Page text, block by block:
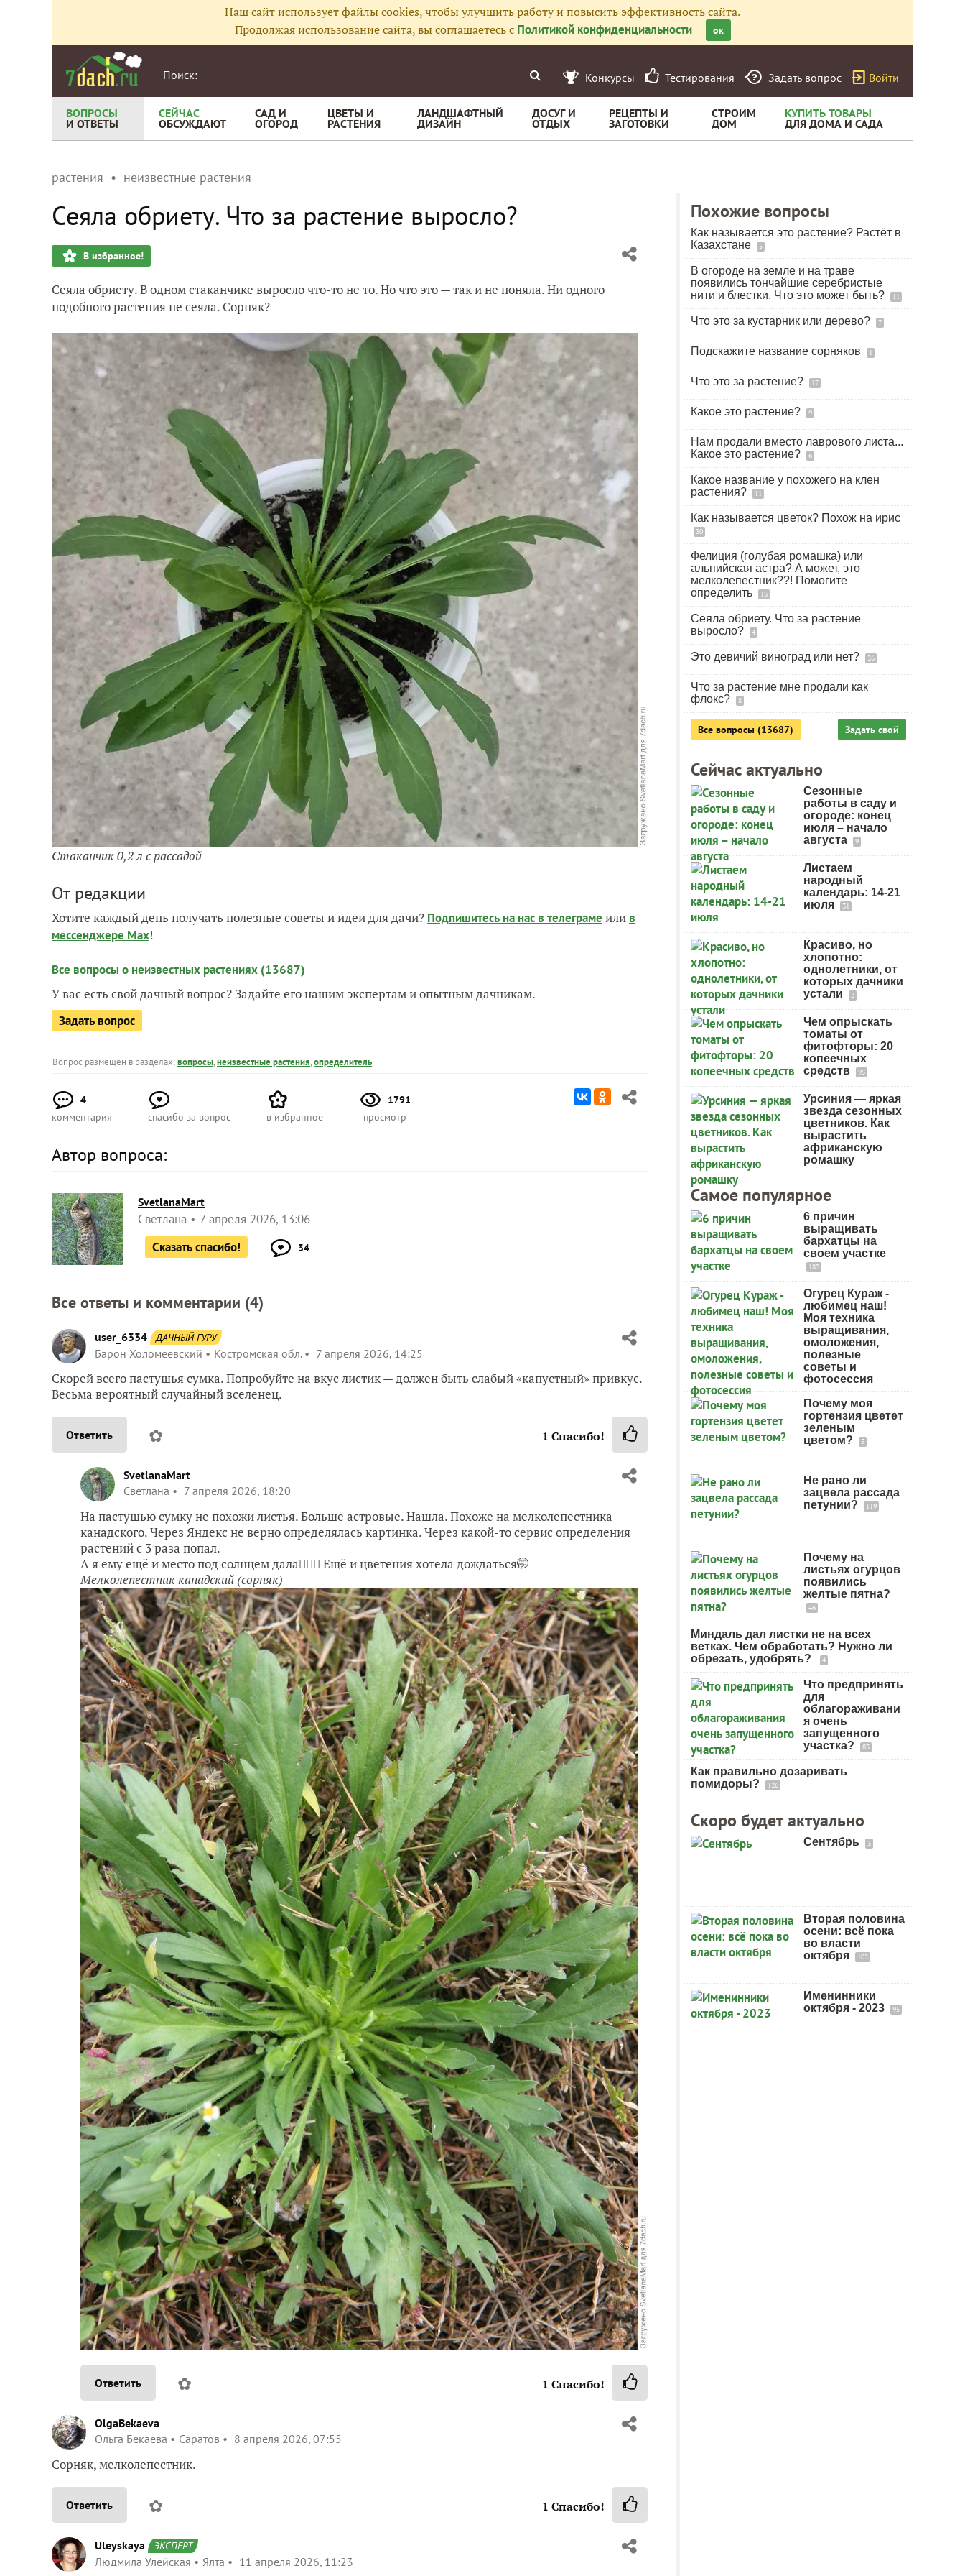
Наш сайт использует файлы cookies, чтобы улучшить работу и повысить эффективность сайта.
Продолжая использование сайта, вы соглашаетесь с Политикой конфиденциальности ок
Конкурсы Тестирования Задать вопрос Войти
ВОПРОСЫ
И ОТВЕТЫ
СЕЙЧАС
ОБСУЖДАЮТ
САД И
ОГОРОД
ЦВЕТЫ И
РАСТЕНИЯ
ЛАНДШАФТНЫЙ
ДИЗАЙН
ДОСУГ И
ОТДЫХ
РЕЦЕПТЫ И
ЗАГОТОВКИ
СТРОИМ
ДОМ
КУПИТЬ ТОВАРЫ
ДЛЯ ДОМА И САДА
растения неизвестные растения
Сеяла обриету. Что за растение выросло?
В избранное!
Сеяла обриету. В одном стаканчике выросло что-то не то. Но что это — так и не поняла. Ни одного
подобного растения не сеяла. Сорняк?
Стаканчик 0,2 л с рассадой
От редакции
Хотите каждый день получать полезные советы и идеи для дачи? Подпишитесь на нас в телеграме или в
мессенджере Max!
Все вопросы о неизвестных растениях (13687)
У вас есть свой дачный вопрос? Задайте его нашим экспертам и опытным дачникам.
Задать вопрос
Вопрос размещен в разделах:вопросы,неизвестные растения,определитель
4
комментария
спасибо за вопрос в избранное
1791
просмотр
Автор вопроса:
SvetlanaMart
Светлана
7 апреля 2026, 13:06
Сказать спасибо!
34
Все ответы и комментарии (4)
user_6334 ДАЧНЫЙ ГУРУ
Барон Холомеевский Костромская обл. 7 апреля 2026, 14:25
Скорей всего пастушья сумка. Попробуйте на вкус листик — должен быть слабый «капустный» привкус.
Весьма вероятный случайный вселенец.
Ответить ✿ 1 Спасибо!
SvetlanaMart
Светлана
7 апреля 2026, 18:20
На пастушью сумку не похожи листья. Больше астровые. Нашла. Похоже на мелколепестника
канадского. Через Яндекс не верно определялась картинка. Через какой-то сервис определения
растений с 3 раза попал.
А я ему ещё и место под солнцем дала🤦🏻‍♀️ Ещё и цветения хотела дождаться🤭
Мелколепестник канадский (сорняк)
Ответить ✿ 1 Спасибо!
OlgaBekaeva
Ольга Бекаева
Саратов 8 апреля 2026, 07:55
Сорняк, мелколепестник.
Ответить ✿ 1 Спасибо!
Uleyskaya ЭКСПЕРТ
Людмила Улейская Ялта 11 апреля 2026, 11:23
Похожие вопросы
Как называется это растение? Растёт в
Казахстане
5
В огороде на земле и на траве
появились тончайшие серебристые
нити и блестки. Что это может быть?
11
Что это за кустарник или дерево? 7
Подскажите название сорняков 1
Что это за растение? 17
Какое это растение? 9
Нам продали вместо лаврового листа...
Какое это растение?
6
Какое название у похожего на клен
растения?
11
Как называется цветок? Похож на ирис
30
Фелиция (голубая ромашка) или
альпийская астра? А может, это
мелколепестник??! Помогите
определить
13
Сеяла обриету. Что за растение
выросло?
4
Это девичий виноград или нет? 26
Что за растение мне продали как
флокс?
8
Все вопросы (13687) Задать свой
Сейчас актуально
Сезонные
работы в саду и
огороде: конец
июля – начало
августа
9
Листаем
народный
календарь: 14-21
июля
31
Красиво, но
хлопотно:
однолетники, от
которых дачники
устали
2
Чем опрыскать
томаты от
фитофторы: 20
копеечных
средств
95
Урсиния — яркая
звезда сезонных
цветников. Как
вырастить
африканскую
ромашку
Самое популярное
6 причин
выращивать
бархатцы на
своем участке
182
Огурец Кураж -
любимец наш!
Моя техника
выращивания,
омоложения,
полезные
советы и
фотосессия
Почему моя
гортензия цветет
зеленым
цветом?
5
Не рано ли
зацвела рассада
петунии?
119
Почему на
листьях огурцов
появились
желтые пятна?
46
Миндаль дал листки не на всех
ветках. Чем обработать? Нужно ли
обрезать, удобрять?
4
Что предпринять
для
облагораживани
я очень
запущенного
участка?
83
Как правильно дозаривать
помидоры?
126
Скоро будет актуально
Сентябрь 3
Вторая половина
осени: всё пока
во власти
октября
102
Именинники
октября - 2023
95